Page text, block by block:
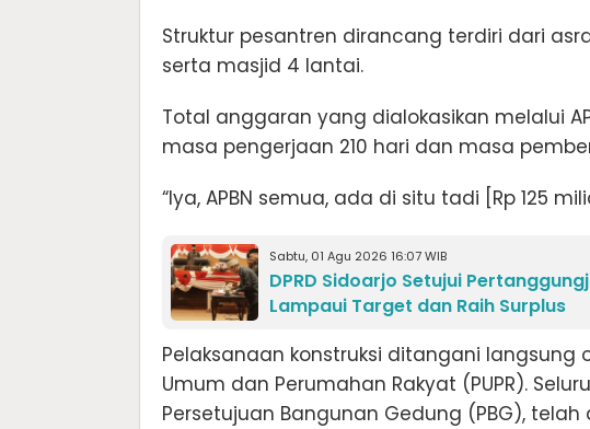
Struktur pesantren dirancang terdiri dari
serta masjid 4 lantai.
Total anggaran yang dialokasikan melalui
masa pengerjaan 210 hari dan masa
“Iya, APBN semua, ada di situ tadi [Rp 125
Sabtu, 01 Agu 2026 16:07 WIB
DPRD Sidoarjo Setujui
Lampaui Target dan Raih Surplus
Pelaksanaan konstruksi ditangani langsung
Umum dan Perumahan Rakyat (PUPR).
Persetujuan Bangunan Gedung (PBG),